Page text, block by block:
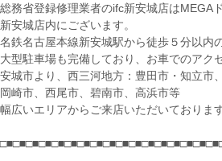
総務省登録修理業者のifc新安城店はMEGA
新安城店内にございます。
名鉄名古屋本線新安城駅から徒歩５分以内
大型駐車場も完備しており、お車でのアク
安城市より、西三河地方：豊田市・知立市
岡崎市、西尾市、碧南市、高浜市等
幅広いエリアからご来店いただいております